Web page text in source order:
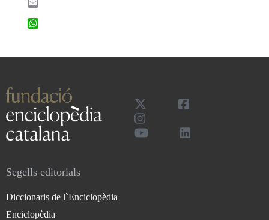
Segells editorials
Diccionaris de l`Enciclopèdia
Enciclopèdia